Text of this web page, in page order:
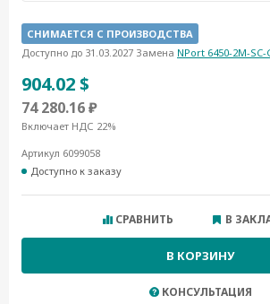
СНИМАЕТСЯ С ПРОИЗВОДСТВА
Доступно до 31.03.2027 Замена NPort 6450-2M-SC-
904.02 $
74 280.16 ₽
Включает НДС 22%
Артикул 6099058
Доступно к заказу
СРАВНИТЬ В
В КОРЗИНУ
КОНСУЛЬТАЦИЯ